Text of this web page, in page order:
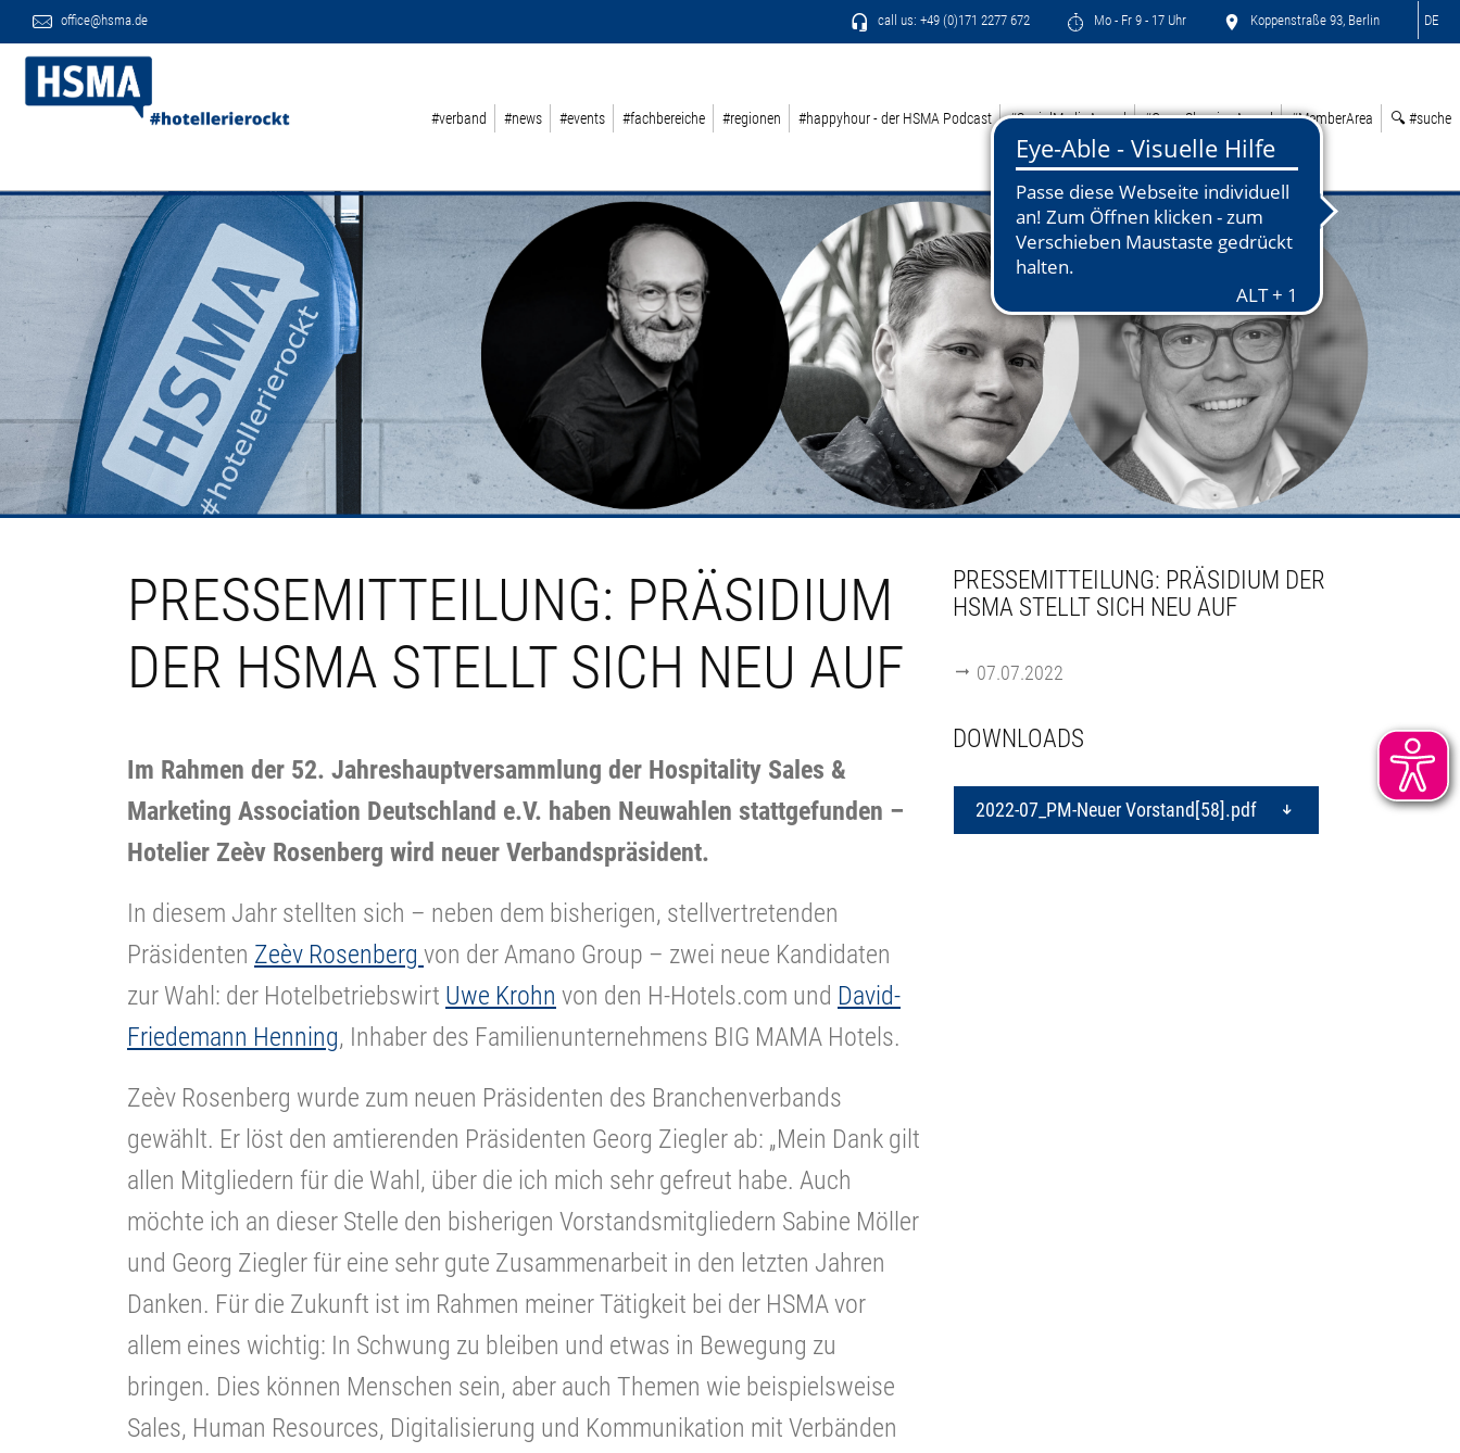
office@hsma.de call us: +49 (0)171 2277 672 Mo - Fr 9 - 17 Uhr Koppenstraße 93, Berlin DE
#verband #news #events #fachbereiche #regionen #happyhour - der HSMA Podcast #SocialMediaAward #GreenSleepingAward #MemberArea 🔍 #suche
PRESSEMITTEILUNG: PRÄSIDIUM
DER HSMA STELLT SICH NEU AUF
Im Rahmen der 52. Jahreshauptversammlung der Hospitality Sales &
Marketing Association Deutschland e.V. haben Neuwahlen stattgefunden –
Hotelier Zeèv Rosenberg wird neuer Verbandspräsident.
In diesem Jahr stellten sich – neben dem bisherigen, stellvertretenden
Präsidenten Zeèv Rosenberg von der Amano Group – zwei neue Kandidaten
zur Wahl: der Hotelbetriebswirt Uwe Krohn von den H-Hotels.com und David-
Friedemann Henning, Inhaber des Familienunternehmens BIG MAMA Hotels.
Zeèv Rosenberg wurde zum neuen Präsidenten des Branchenverbands
gewählt. Er löst den amtierenden Präsidenten Georg Ziegler ab: „Mein Dank gilt
allen Mitgliedern für die Wahl, über die ich mich sehr gefreut habe. Auch
möchte ich an dieser Stelle den bisherigen Vorstandsmitgliedern Sabine Möller
und Georg Ziegler für eine sehr gute Zusammenarbeit in den letzten Jahren
Danken. Für die Zukunft ist im Rahmen meiner Tätigkeit bei der HSMA vor
allem eines wichtig: In Schwung zu bleiben und etwas in Bewegung zu
bringen. Dies können Menschen sein, aber auch Themen wie beispielsweise
Sales, Human Resources, Digitalisierung und Kommunikation mit Verbänden
PRESSEMITTEILUNG: PRÄSIDIUM DER
HSMA STELLT SICH NEU AUF
07.07.2022
DOWNLOADS
2022-07_PM-Neuer Vorstand[58].pdf